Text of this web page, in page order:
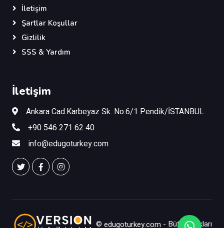
İletişim
Şartlar Koşullar
Gizlilik
SSS & Yardım
İletişim
Ankara Cad.Karbeyaz Sk. No:6/1 Pendik/İSTANBUL
+90 546 271 62 40
info@edugoturkey.com
© edugoturkey.com - Bütün Hakları